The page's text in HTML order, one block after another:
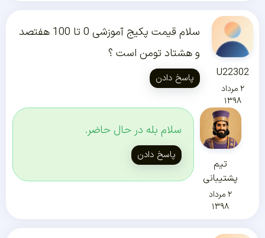
U22302
۲ مرداد
۱۳۹۸
سلام قیمت پکیج آموزشی 0 تا 100 هفتصد
و هشتاد تومن است ؟
پاسخ دادن
تیم
پشتیبانی
۲ مرداد
۱۳۹۸
سلام بله در حال حاضر.
پاسخ دادن